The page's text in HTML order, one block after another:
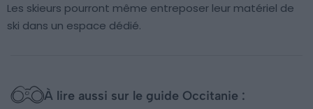
Les skieurs pourront même entreposer leur matériel de
ski dans un espace dédié.
À lire aussi sur le guide Occitanie :